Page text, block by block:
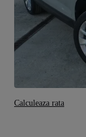
Calculeaza rata